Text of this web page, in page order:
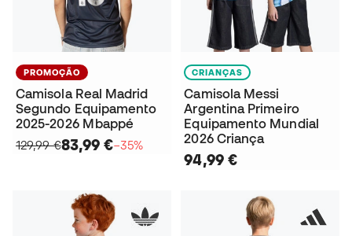
PROMOÇÃO
Camisola Real Madrid
Segundo Equipamento
2025-2026 Mbappé
129,99 €83,99 €−35%
CRIANÇAS
Camisola Messi
Argentina Primeiro
Equipamento Mundial
2026 Criança
94,99 €